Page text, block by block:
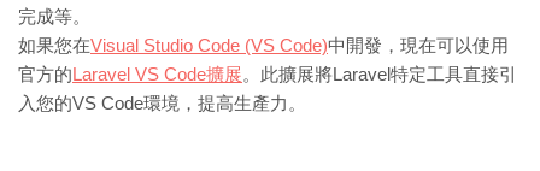
完成等。
如果您在Visual Studio Code (VS Code)中開發，現在可以使用
官方的Laravel VS Code擴展。此擴展將Laravel特定工具直接引
入您的VS Code環境，提高生產力。